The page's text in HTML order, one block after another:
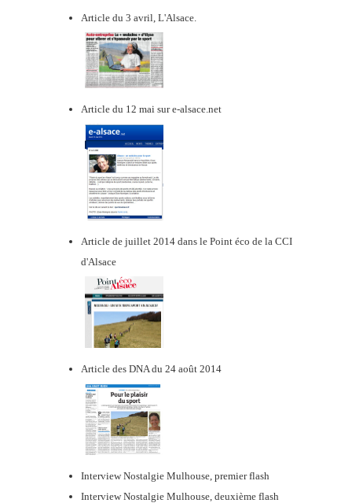
Article du 3 avril, L'Alsace.
Article du 12 mai sur e-alsace.net
Article de juillet 2014 dans le Point éco de la CCI
d'Alsace
Article des DNA du 24 août 2014
Interview Nostalgie Mulhouse, premier flash
Interview Nostalgie Mulhouse, deuxième flash